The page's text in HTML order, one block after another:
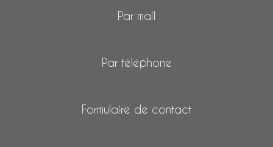
Par mail
Par téléphone
Formulaire de contact